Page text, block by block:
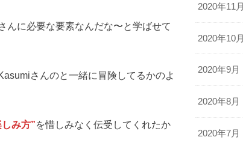
んに必要な要素なんだな〜と学ばせて
さんのと一緒に冒険してるかのよ
み方”を惜しみなく伝受してくれたか
2020年11月
2020年10月
2020年9月
2020年8月
2020年7月